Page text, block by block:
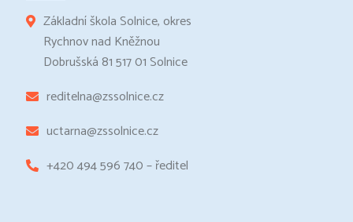
Základní škola Solnice, okres
Rychnov nad Kněžnou
Dobrušská 81 517 01 Solnice
reditelna@zssolnice.cz
uctarna@zssolnice.cz
+420 494 596 740 – ředitel